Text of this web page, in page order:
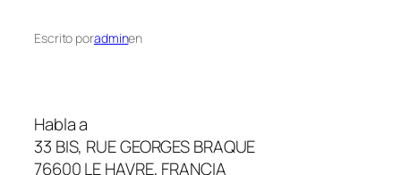
Escrito poradminen
Habla a
33 BIS, RUE GEORGES BRAQUE
76600 LE HAVRE, FRANCIA